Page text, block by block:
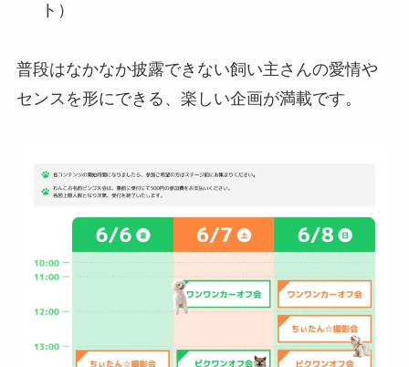
ト）
普段はなかなか披露できない飼い主さんの愛情や
センスを形にできる、楽しい企画が満載です。